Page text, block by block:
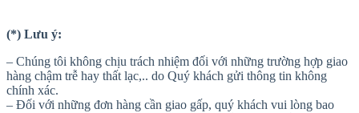
(*) Lưu ý:
– Chúng tôi không chịu trách nhiệm đối với những trường hợp giao
hàng chậm trễ hay thất lạc,.. do Quý khách gửi thông tin không
chính xác.
– Đối với những đơn hàng cần giao gấp, quý khách vui lòng bao